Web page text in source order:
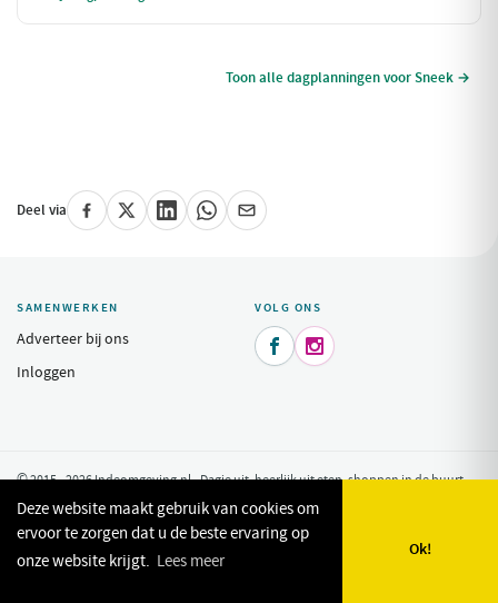
Toon alle dagplanningen voor Sneek →
Deel via
SAMENWERKEN
Adverteer bij ons
Inloggen
VOLG ONS
 
© 2015 - 2026 Indeomgeving.nl - Dagje uit, heerlijk uit eten, shoppen in de buurt
van uw vakantiepark. Privacy Policy
Deze website maakt gebruik van cookies om
ervoor te zorgen dat u de beste ervaring op
onze website krijgt. Lees meer
Ok!